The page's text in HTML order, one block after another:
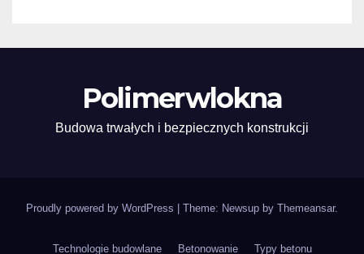
Polimerwlokna
Budowa trwałych i bezpiecznych konstrukcji
Proudly powered by WordPress Theme: Newsup by Themeansar.
Technologie budowlane Betonowanie Typy betonu